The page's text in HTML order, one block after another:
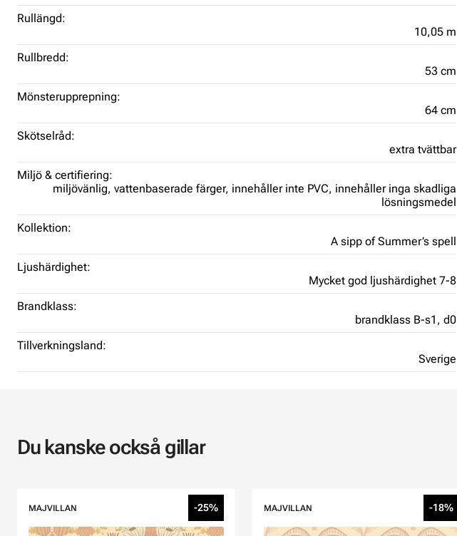
Rullängd:
10,05 m
Rullbredd:
53 cm
Mönsterupprepning:
64 cm
Skötselråd:
extra tvättbar
Miljö & certifiering:
miljövänlig, vattenbaserade färger, innehåller inte PVC, innehåller inga skadliga
lösningsmedel
Kollektion:
A sipp of Summer’s spell
Ljushärdighet:
Mycket god ljushärdighet 7-8
Brandklass:
brandklass B-s1, d0
Tillverkningsland:
Sverige
Du kanske också gillar
MAJVILLAN -25% MAJVILLAN -18%